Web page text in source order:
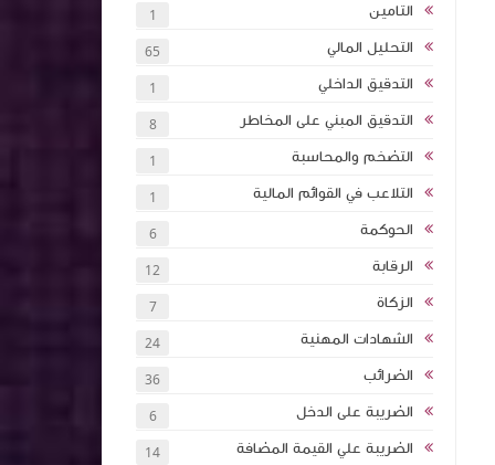
التامين 1
التحليل المالي 65
التدقيق الداخلي 1
التدقيق المبني على المخاطر 8
التضخم والمحاسبة 1
التلاعب في القوائم المالية 1
الحوكمة 6
الرقابة 12
الزكاة 7
الشهادات المهنية 24
الضرائب 36
الضريبة على الدخل 6
الضريبة علي القيمة المضافة 14